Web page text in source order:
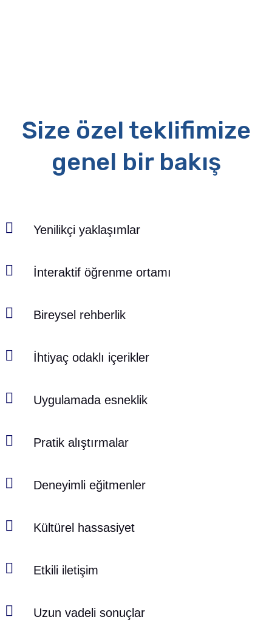
Size özel teklifimize
genel bir bakış
 Yenilikçi yaklaşımlar
 İnteraktif öğrenme ortamı
 Bireysel rehberlik
 İhtiyaç odaklı içerikler
 Uygulamada esneklik
 Pratik alıştırmalar
 Deneyimli eğitmenler
 Kültürel hassasiyet
 Etkili iletişim
 Uzun vadeli sonuçlar